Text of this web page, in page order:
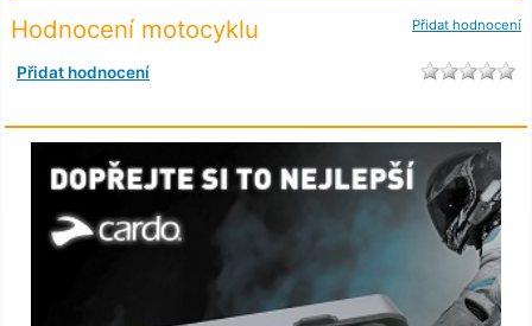
Přidat hodnocení
Hodnocení motocyklu
Přidat hodnocení